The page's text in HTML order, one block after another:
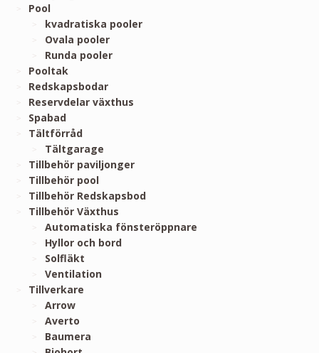
Pool
kvadratiska pooler
Ovala pooler
Runda pooler
Pooltak
Redskapsbodar
Reservdelar växthus
Spabad
Tältförråd
Tältgarage
Tillbehör paviljonger
Tillbehör pool
Tillbehör Redskapsbod
Tillbehör Växthus
Automatiska fönsteröppnare
Hyllor och bord
Solfläkt
Ventilation
Tillverkare
Arrow
Averto
Baumera